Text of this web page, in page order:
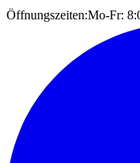
Öffnungszeiten:Mo-Fr: